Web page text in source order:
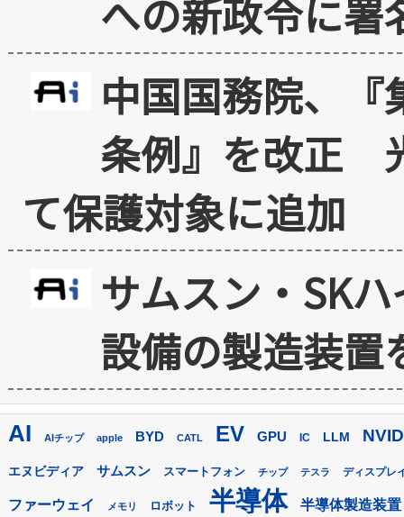
への新政令に署
中国国務院、
条例』を改正
て保護対象に追加
サムスン・SK
設備の製造装置
AI AIチップ apple BYD CATL EV GPU IC LLM
エヌビディア サムスン スマートフォン チップ テスラ ディスプレ
ファーウェイ メモリ ロボット 半導体 半導体製造装置